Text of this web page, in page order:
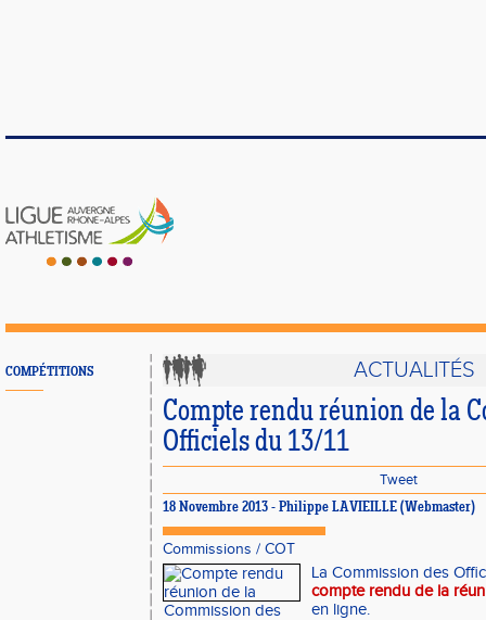
COMPÉTITIONS ACTUALITÉS
Compte rendu réunion de la
Officiels du 13/11
Tweet
18 Novembre 2013 - Philippe LAVIEILLE (Webmaster)
Commissions / COT
La Commission des
compte rendu de la
en ligne.